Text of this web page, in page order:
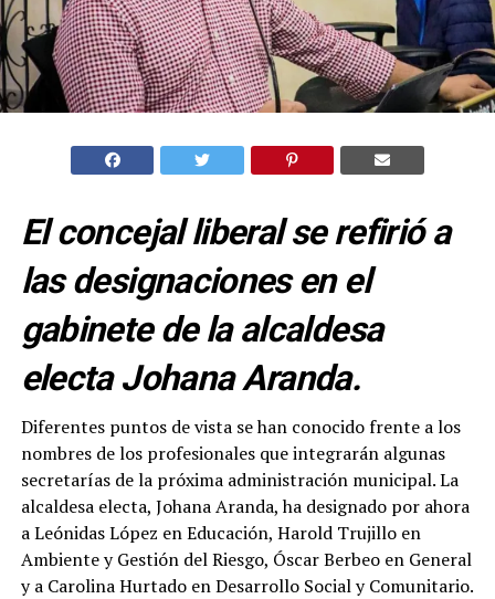
El concejal liberal se refirió a
las designaciones en el
gabinete de la alcaldesa
electa Johana Aranda.
Diferentes puntos de vista se han conocido frente a los
nombres de los profesionales que integrarán algunas
secretarías de la próxima administración municipal. La
alcaldesa electa, Johana Aranda, ha designado por ahora
a Leónidas López en Educación, Harold Trujillo en
Ambiente y Gestión del Riesgo, Óscar Berbeo en General
y a Carolina Hurtado en Desarrollo Social y Comunitario.